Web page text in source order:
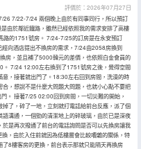
評價於：2026年07月27日
7/22-7/24 兩個晚上由於有同事同行，所以預訂
由於鄰近鐵路，雖然已經依照我的需求安排了高樓
路的1751號房。 7/24-7/25的訂房是在永安預訂
向酒店提出不換房的需求，7/24由2058房換到
房，並且補了5000韓元的差價，也依照白金會員的
。 7/24 12:00左右換到了1751號房之後，覺得空間
意，接著就出門了。18:30左右回到房間，洗澡的時
，想說不是什麼大問題大問題，也就小心點不要把
。 接著7/25 02:00回到房間，一切災難的開始，
了，碎了一地，立刻就打電話給前台反應，派了個
溝通，一個勁的清潔地上的碎玻璃，由於已是深夜
是再次撥通了前台的電話詢問是否可以先換房讓我
，由於入住前就因為低樓層會比較嘈雜的關係，特
8樓客房的更換，前台表示那就只能隔天再換房